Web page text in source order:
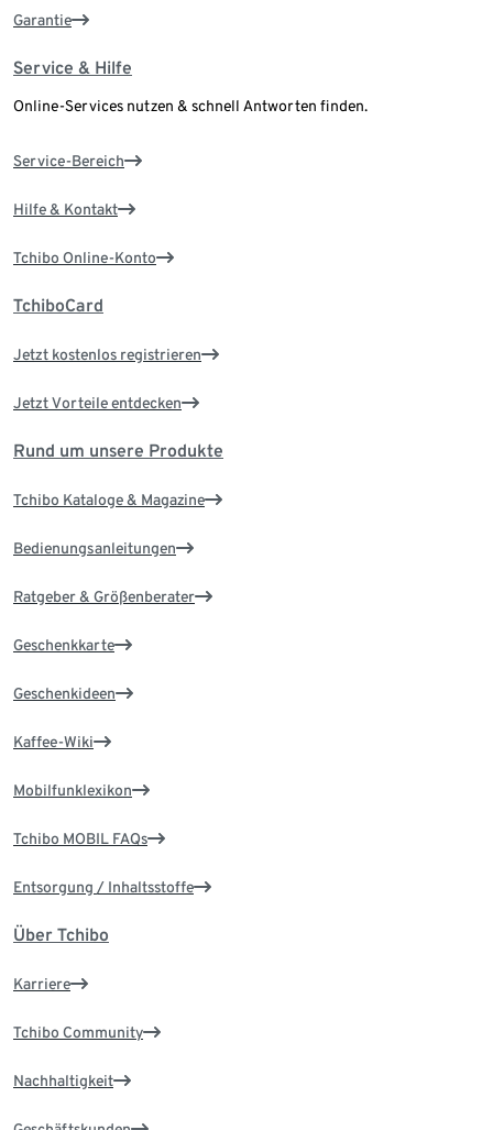
Garantie
Service & Hilfe
Online-Services nutzen & schnell Antworten finden.
Service-Bereich
Hilfe & Kontakt
Tchibo Online-Konto
TchiboCard
Jetzt kostenlos registrieren
Jetzt Vorteile entdecken
Rund um unsere Produkte
Tchibo Kataloge & Magazine
Bedienungsanleitungen
Ratgeber & Größenberater
Geschenkkarte
Geschenkideen
Kaffee-Wiki
Mobilfunklexikon
Tchibo MOBIL FAQs
Entsorgung / Inhaltsstoffe
Über Tchibo
Karriere
Tchibo Community
Nachhaltigkeit